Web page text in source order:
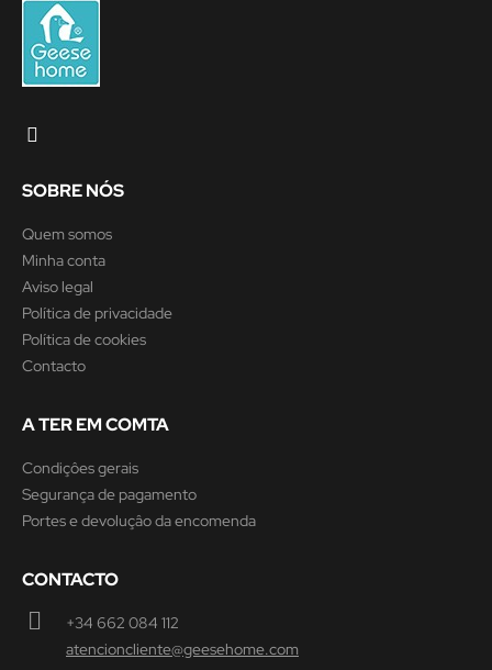
SOBRE NÓS
Quem somos
Minha conta
Aviso legal
Política de privacidade
Política de cookies
Contacto
A TER EM COMTA
Condiçôes gerais
Segurança de pagamento
Portes e devoluçâo da encomenda
CONTACTO
+34 662 084 112
atencioncliente@geesehome.com